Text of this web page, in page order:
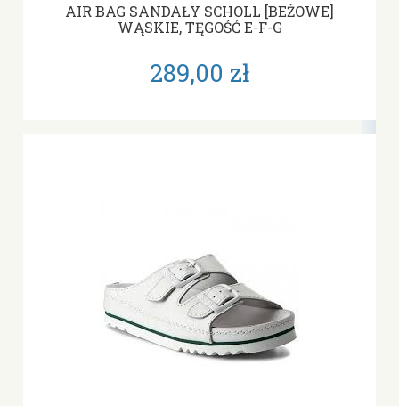
AIR BAG SANDAŁY SCHOLL [BEŻOWE]
WĄSKIE, TĘGOŚĆ E-F-G
289,00 zł